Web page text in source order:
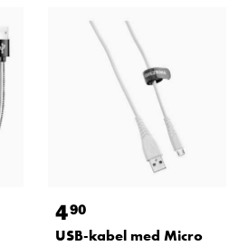
490
USB-kabel med Micro